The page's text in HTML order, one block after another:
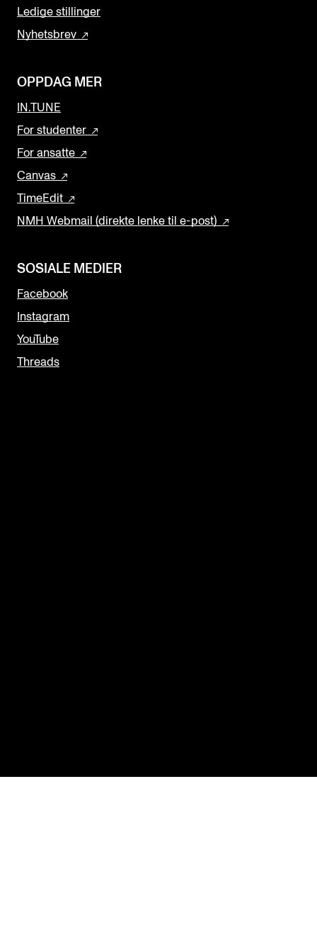
Ledige stillinger
Nyhetsbrev
OPPDAG MER
IN.TUNE
For studenter
For ansatte
Canvas
TimeEdit
NMH Webmail (direkte lenke til e-post)
SOSIALE MEDIER
Facebook
Instagram
YouTube
Threads